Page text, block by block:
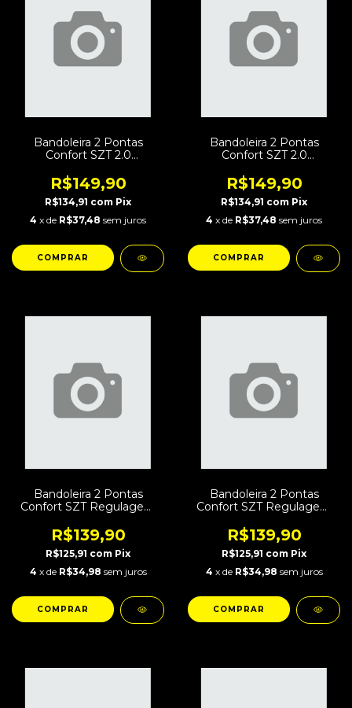
Bandoleira 2 Pontas
Confort SZT 2.0
Woldland
R$149,90
R$134,91 com Pix
4 x de R$37,48 sem juros
Bandoleira 2 Pontas
Confort SZT 2.0
Marpat
R$149,90
R$134,91 com Pix
4 x de R$37,48 sem juros
Bandoleira 2 Pontas
Confort SZT Regulagem
R$139,90
R$125,91 com Pix
4 x de R$34,98 sem juros
Bandoleira 2 Pontas
Confort SZT Regulagem
R$139,90
R$125,91 com Pix
4 x de R$34,98 sem juros